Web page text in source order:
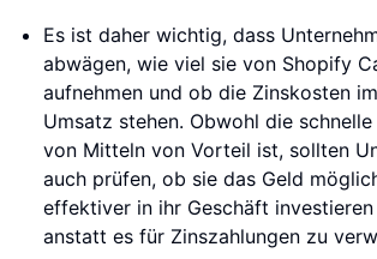
Es ist daher wichtig, dass
abwägen, wie viel sie von Shopify
aufnehmen und ob die Zinskosten
Umsatz stehen. Obwohl die
von Mitteln von Vorteil ist, sollten
auch prüfen, ob sie das Geld
effektiver in ihr Geschäft investieren
anstatt es für Zinszahlungen zu